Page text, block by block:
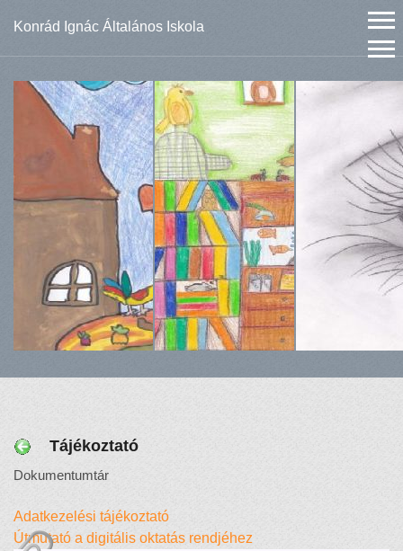
Konrád Ignác Általános Iskola
Tájékoztató
Dokumentumtár
Adatkezelési tájékoztató
Útmutató a digitális oktatás rendjéhez